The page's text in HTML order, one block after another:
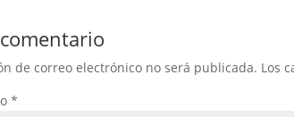
de correo electrónico no será publicada. Los
*